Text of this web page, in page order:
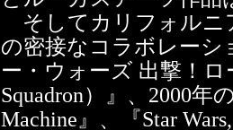
そしてカリフォルニ
の密接なコラボレーシ
ー・ウォーズ 出撃！ロ
Squadron）』、2000年
Machine』、『Star